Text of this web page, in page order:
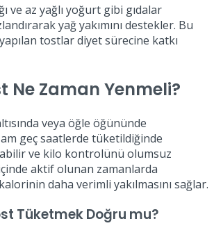
ve az yağlı yoğurt gibi gıdalar
yağ yakımını destekler. Bu
tostlar diyet sürecine katkı
Ne Zaman Yenmeli?
veya öğle öğününde
geç saatlerde tüketildiğinde
ve kilo kontrolünü olumsuz
aktif olunan zamanlarda
daha verimli yakılmasını sağlar.
Tüketmek Doğru mu?